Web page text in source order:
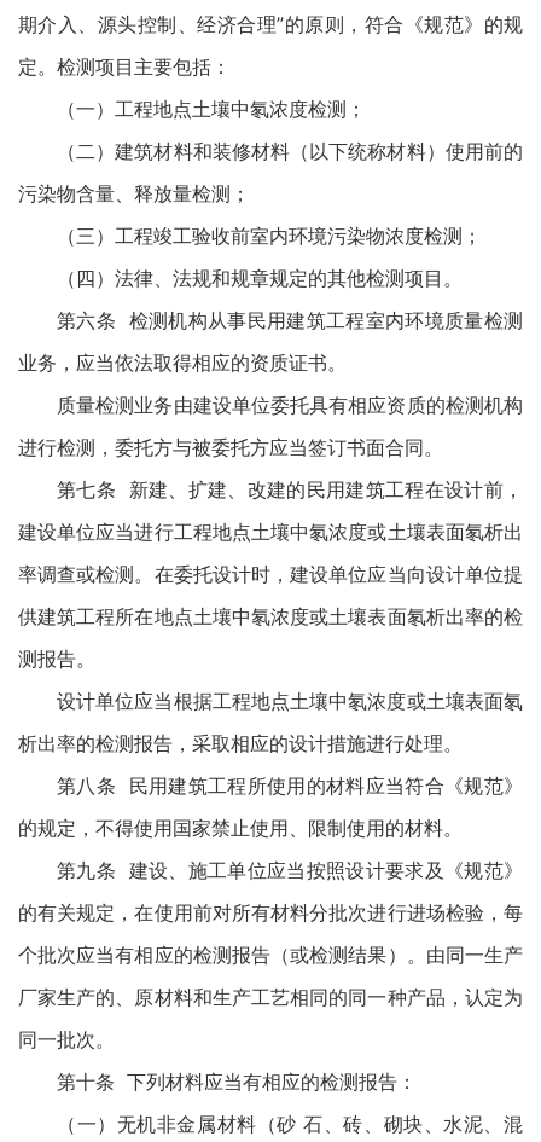
期介入、源头控制、经济合理”的原则，符合《规范》的规
定。检测项目主要包括：
（一）工程地点土壤中氡浓度检测；
（二）建筑材料和装修材料（以下统称材料）使用前的
污染物含量、释放量检测；
（三）工程竣工验收前室内环境污染物浓度检测；
（四）法律、法规和规章规定的其他检测项目。
第六条 检测机构从事民用建筑工程室内环境质量检测
业务，应当依法取得相应的资质证书。
质量检测业务由建设单位委托具有相应资质的检测机构
进行检测，委托方与被委托方应当签订书面合同。
第七条 新建、扩建、改建的民用建筑工程在设计前，
建设单位应当进行工程地点土壤中氡浓度或土壤表面氡析出
率调查或检测。在委托设计时，建设单位应当向设计单位提
供建筑工程所在地点土壤中氡浓度或土壤表面氡析出率的检
测报告。
设计单位应当根据工程地点土壤中氡浓度或土壤表面氡
析出率的检测报告，采取相应的设计措施进行处理。
第八条 民用建筑工程所使用的材料应当符合《规范》
的规定，不得使用国家禁止使用、限制使用的材料。
第九条 建设、施工单位应当按照设计要求及《规范》
的有关规定，在使用前对所有材料分批次进行进场检验，每
个批次应当有相应的检测报告（或检测结果）。由同一生产
厂家生产的、原材料和生产工艺相同的同一种产品，认定为
同一批次。
第十条 下列材料应当有相应的检测报告：
（一）无机非金属材料（砂 石、砖、砌块、水泥、混